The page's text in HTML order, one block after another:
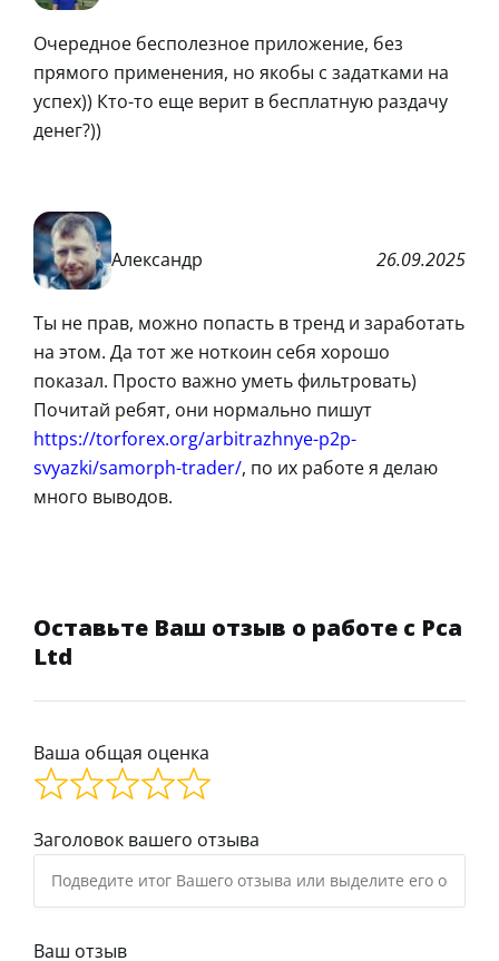
Очередное бесполезное приложение, без
прямого применения, но якобы с задатками на
успех)) Кто-то еще верит в бесплатную раздачу
денег?))
Александр 26.09.2025
Ты не прав, можно попасть в тренд и заработать
на этом. Да тот же ноткоин себя хорошо
показал. Просто важно уметь фильтровать)
Почитай ребят, они нормально пишут
https://torforex.org/arbitrazhnye-p2p-
svyazki/samorph-trader/, по их работе я делаю
много выводов.
Оставьте Ваш отзыв о работе с Pca
Ltd
Ваша общая оценка
Заголовок вашего отзыва
Ваш отзыв